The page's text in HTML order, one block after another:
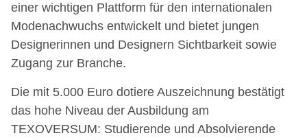
einer wichtigen Plattform für den internationalen
Modenachwuchs entwickelt und bietet jungen
Designerinnen und Designern Sichtbarkeit sowie
Zugang zur Branche.
Die mit 5.000 Euro dotiere Auszeichnung bestätigt
das hohe Niveau der Ausbildung am
TEXOVERSUM: Studierende und Absolvierende